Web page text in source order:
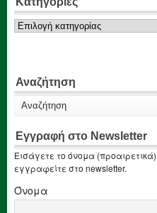
Κατηγορίες
Αναζήτηση
Εγγραφή στο Newsletter
Εισάγετε το όνομα
εγγραφείτε στο newsletter.
Όνομα